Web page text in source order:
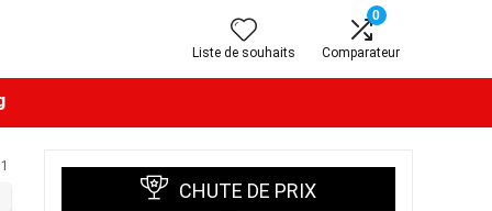
Liste de souhaits
0
Comparateur
1
CHUTE DE PRIX